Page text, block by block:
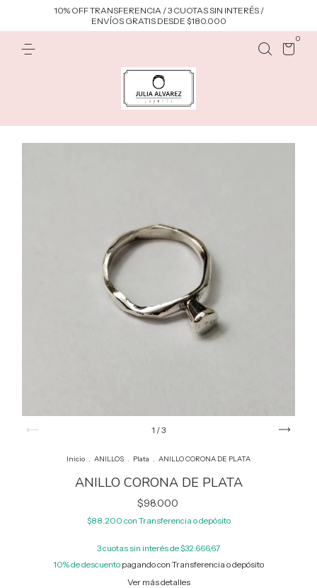
10% OFF TRANSFERENCIA / 3 CUOTAS SIN INTERÉS /
ENVÍOS GRATIS DESDE $180.000
0
1 /3
Inicio . ANILLOS . Plata . ANILLO CORONA DE PLATA
ANILLO CORONA DE PLATA
$98.000
$88.200 con Transferencia o depósito
3cuotas sin interés de$32.666,67
10% de descuento pagando con Transferencia o depósito
Ver más detalles